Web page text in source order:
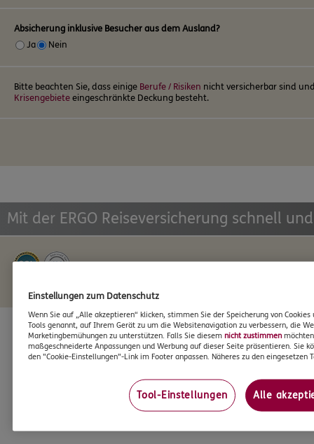
Absicherung inklusive Besucher aus dem Ausland?
Ja
Nein
Bitte beachten Sie, dass einige Berufe / Risiken nicht versicherbar sind
Krisengebieteeingeschränkte Deckung besteht.
Mit der ERGO Reiseversicherung schnell
Einstellungen zum Datenschutz
Wenn Sie auf „Alle akzeptieren“ klicken, stimmen Sie der Speicherung von
Tools genannt, auf Ihrem Gerät zu um die Websitenavigation zu verbessern, die
Marketingbemühungen zu unterstützen. Falls Sie diesem nicht zustimmen
maßgeschneiderte Anpassungen und Werbung auf dieser Seite präsentieren. Sie
den "Cookie-Einstellungen"-Link im Footer anpassen. Näheres zu den eingesetzen
Tool-Einstellungen Alle